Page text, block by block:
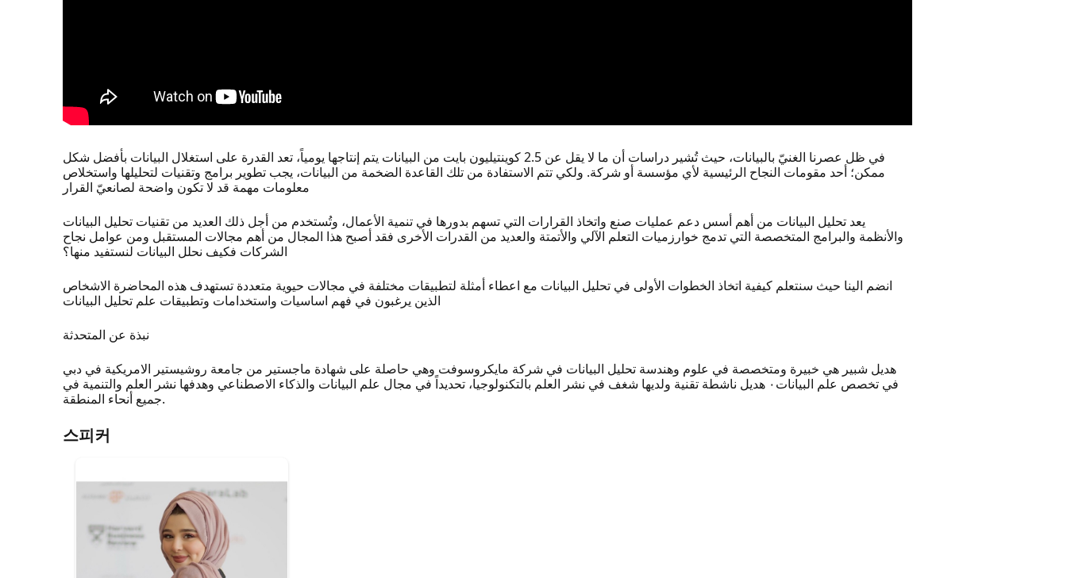
في ظل عصرنا الغنيّ بالبيانات، حيث تُشير دراسات أن ما لا يقل عن 2.5 كوينتيليون بايت من البيانات يتم إنتاجها يومياً، تعد القدرة على استغلال البيانات بأفضل شكل
ممكن؛ أحد مقومات النجاح الرئيسية لأي مؤسسة أو شركة. ولكي تتم الاستفادة من تلك القاعدة الضخمة من البيانات، يجب تطوير برامج وتقنيات لتحليلها واستخلاص
معلومات مهمة قد لا تكون واضحة لصانعيّ القرار
يعد تحليل البيانات من أهم أسس دعم عمليات صنع واتخاذ القرارات التي تسهم بدورها في تنمية الأعمال، وتُستخدم من أجل ذلك العديد من تقنيات تحليل البيانات
والأنظمة والبرامج المتخصصة التي تدمج خوارزميات التعلم الآلي والأتمتة والعديد من القدرات الأخرى فقد أصبح هذا المجال من أهم مجالات المستقبل ومن عوامل نجاح
الشركات فكيف نحلل البيانات لنستفيد منها؟
انضم الينا حيث سنتعلم كيفية اتخاذ الخطوات الأولى في تحليل البيانات مع اعطاء أمثلة لتطبيقات مختلفة في مجالات حيوية متعددة تستهدف هذه المحاضرة الاشخاص
الذين يرغبون في فهم اساسيات واستخدامات وتطبيقات علم تحليل البيانات
نبذة عن المتحدثة
هديل شبير هي خبيرة ومتخصصة في علوم وهندسة تحليل البيانات في شركة مايكروسوفت وهي حاصلة على شهادة ماجستير من جامعة روشيستير الامريكية في دبي
في تخصص علم البيانات٠ هديل ناشطة تقنية ولديها شغف في نشر العلم بالتكنولوجيا، تحديداً في مجال علم البيانات والذكاء الاصطناعي وهدفها نشر العلم والتنمية في
جميع أنحاء المنطقة.
스피커